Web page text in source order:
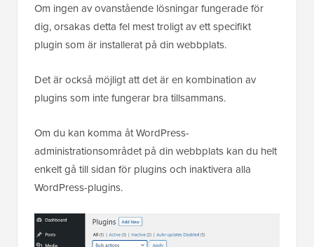
Om ingen av ovanstående lösningar fungerade för
dig, orsakas detta fel mest troligt av ett specifikt
plugin som är installerat på din webbplats.
Det är också möjligt att det är en kombination av
plugins som inte fungerar bra tillsammans.
Om du kan komma åt WordPress-
administrationsområdet på din webbplats kan du helt
enkelt gå till sidan för plugins och inaktivera alla
WordPress-plugins.